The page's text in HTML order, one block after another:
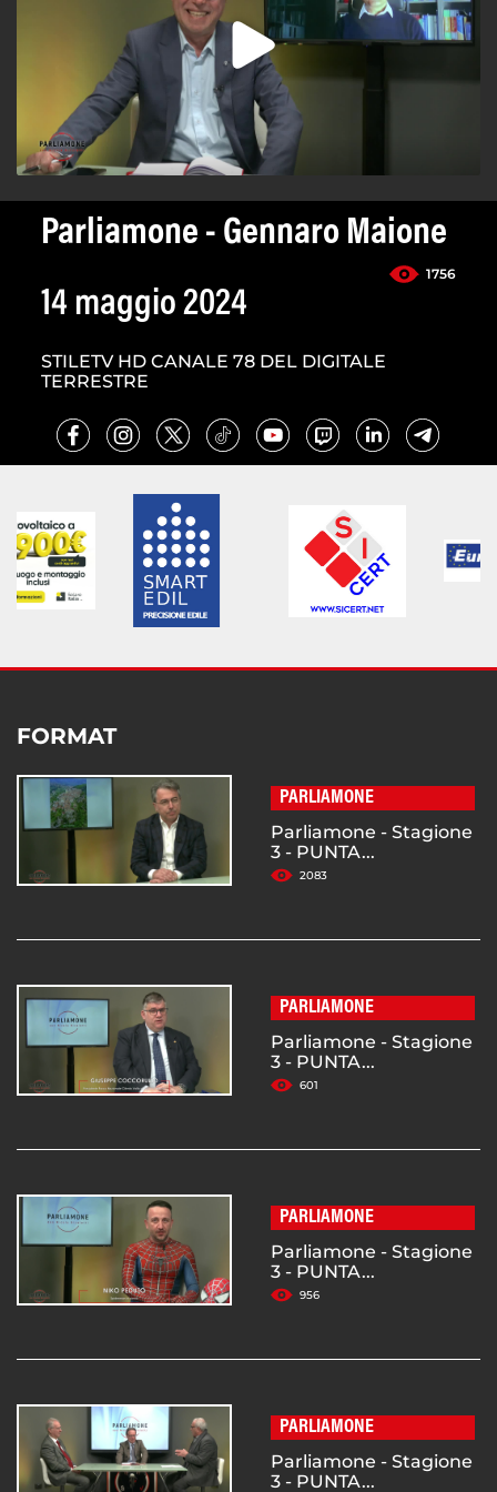
Parliamone - Gennaro Maione
1756
14 maggio 2024
STILETV HD CANALE 78 DEL DIGITALE
TERRESTRE
FORMAT
PARLIAMONE
Parliamone - Stagione
3 - PUNTA...
2083
PARLIAMONE
Parliamone - Stagione
3 - PUNTA...
601
PARLIAMONE
Parliamone - Stagione
3 - PUNTA...
956
PARLIAMONE
Parliamone - Stagione
3 - PUNTA...